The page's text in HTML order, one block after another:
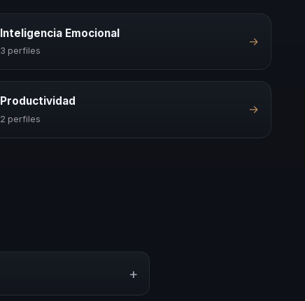
Inteligencia Emocional
3 perfiles
→
Productividad
2 perfiles
→
+